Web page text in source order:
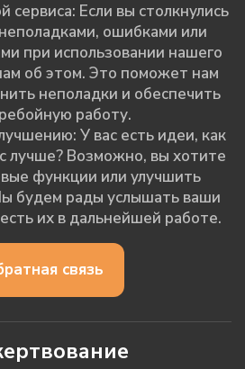
сервиса: Если вы столкнулись
ошибками или
при использовании нашего
об этом. Это поможет нам
неполадки и обеспечить
работу.
У вас есть идеи, как
лучше? Возможно, вы хотите
функции или улучшить
будем рады услышать ваши
их в дальнейшей работе.
связь